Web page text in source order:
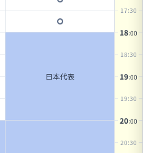
日本代表
17:30
18:00
18:30
19:00
19:30
20:00
20:30